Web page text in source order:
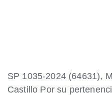
SP 1035-2024 (64631),
Castillo Por su